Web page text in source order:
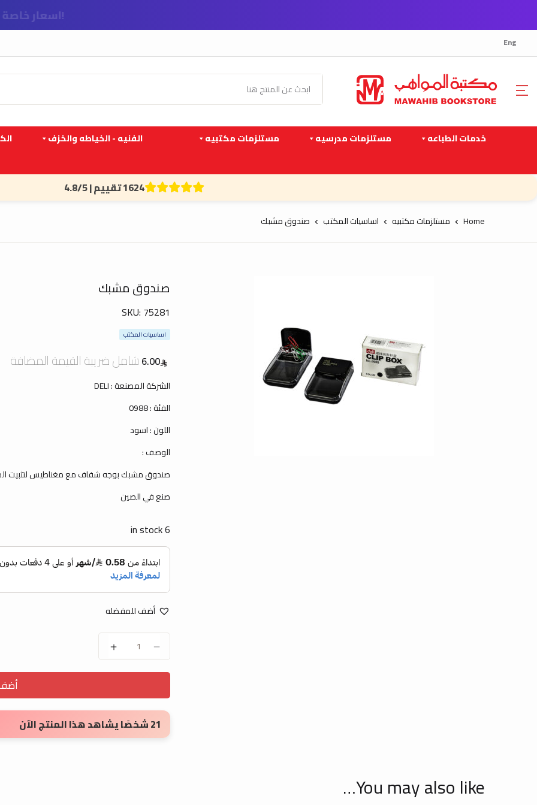
!اسعار خاصة للمدارس و الشركات
Eng
خدمات الطباعه مستلزمات مدرسيه مستلزمات مكتبيه الفنيه - الخياطه والخزف
1624 تقييم | 4.8/5
Home مستلزمات مكتبيه اساسيات المكتب صندوق مشبك
صندوق مشبك
SKU: 75281
اساسيات المكتب
6.00 شامل ضريبة القيمة المضافة
الشركة المصنعة : DELI
الفئة : 0988
اللون : اسود
الوصف :
صندوق مشبك بوجه شفاف مع مغناطيس لتثبيت
صنع في الصين
6 in stock
أضف للمفضله
صندوق مشبك quantity
21 شخصًا يشاهد هذا المنتج الآن
You may also like…